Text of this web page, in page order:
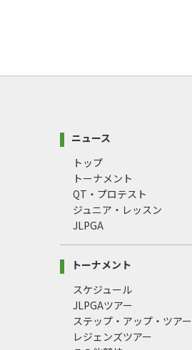
ニュース
トップ
トーナメント
QT・プロテスト
ジュニア・レッスン
JLPGA
トーナメント
スケジュール
JLPGAツアー
ステップ・アップ・ツアー
レジェンズツアー